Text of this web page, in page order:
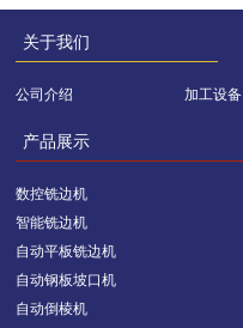
关于我们
公司介绍 加工设备
产品展示
数控铣边机
智能铣边机
自动平板铣边机
自动钢板坡口机
自动倒棱机